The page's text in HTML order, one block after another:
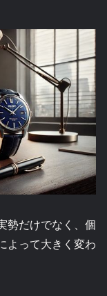
勢だけでなく、個
よって大きく変わ